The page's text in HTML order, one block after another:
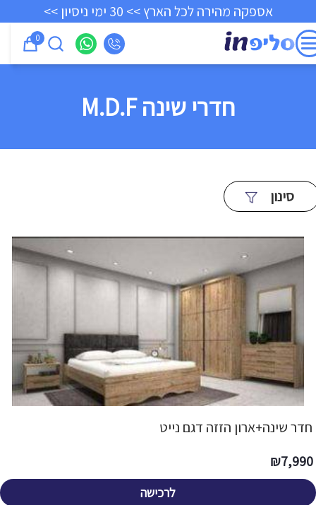
אספקה מהירה לכל הארץ >> 30 ימי ניסיון >>
0
חדרי שינה M.D.F
סינון
חדר שינה+ארון הזזה דגם נייט
7,990
₪
לרכישה